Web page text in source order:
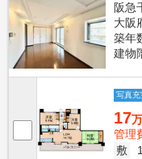
阪急
大阪
築年
建物
写真充
17
管理
敷